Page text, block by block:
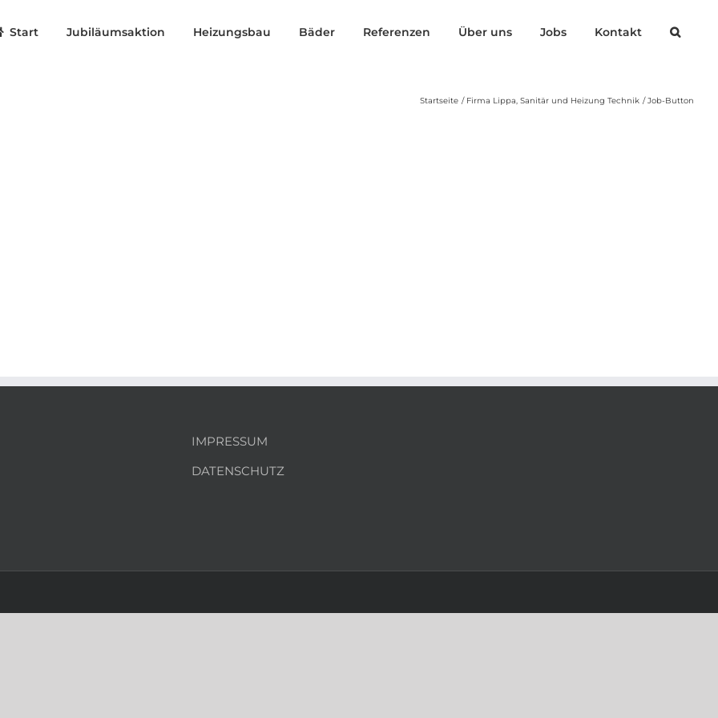
Start Jubiläumsaktion Heizungsbau Bäder Referenzen Über uns Jobs Kontakt
Startseite Firma Lippa, Sanitär und Heizung Technik Job-Button
IMPRESSUM
DATENSCHUTZ